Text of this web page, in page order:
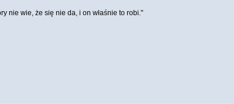
nie wie, że się nie da, i on właśnie to robi."